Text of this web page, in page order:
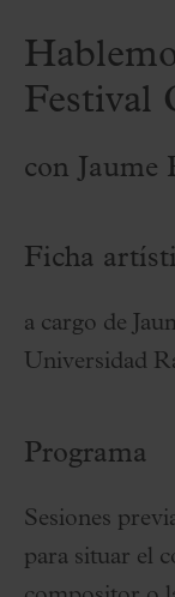
Festival
con Jaume
Ficha
a cargo de
Universidad
Programa
Sesiones
para situar el